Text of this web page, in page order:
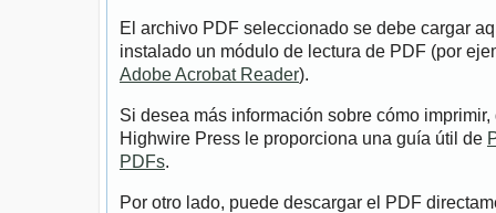
El archivo PDF seleccionado se debe cargar
instalado un módulo de lectura de PDF (por
Adobe Acrobat Reader).
Si desea más información sobre cómo
Highwire Press le proporciona una guía útil de
PDFs.
Por otro lado, puede descargar el PDF